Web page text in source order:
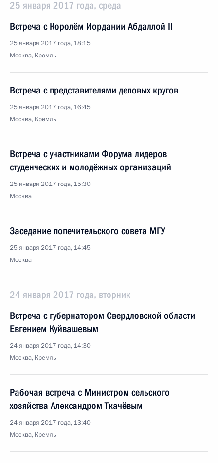
25 января 2017 года, среда
Встреча с Королём Иордании Абдаллой II
25 января 2017 года, 18:15
Москва, Кремль
Встреча с представителями деловых кругов
25 января 2017 года, 16:45
Москва, Кремль
Встреча с участниками Форума лидеров
студенческих и молодёжных организаций
25 января 2017 года, 15:30
Москва
Заседание попечительского совета МГУ
25 января 2017 года, 14:45
Москва
24 января 2017 года, вторник
Встреча с губернатором Свердловской области
Евгением Куйвашевым
24 января 2017 года, 14:30
Москва, Кремль
Рабочая встреча с Министром сельского
хозяйства Александром Ткачёвым
24 января 2017 года, 13:40
Москва, Кремль